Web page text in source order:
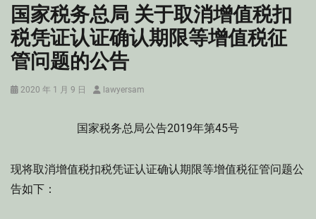
国家税务总局 关于取消增值税扣
税凭证认证确认期限等增值税征
管问题的公告
Posted
2020 年 1 月 9 日 Authorlawyersam
国家税务总局公告2019年第45号
现将取消增值税扣税凭证认证确认期限等增值税征管问题公
告如下：